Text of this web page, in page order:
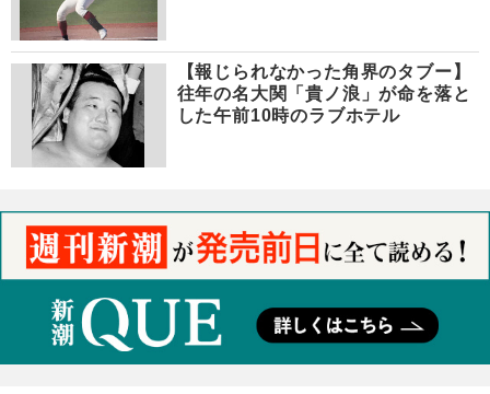
【報じられなかった角界のタブー】
往年の名大関「貴ノ浪」が命を落と
した午前10時のラブホテル